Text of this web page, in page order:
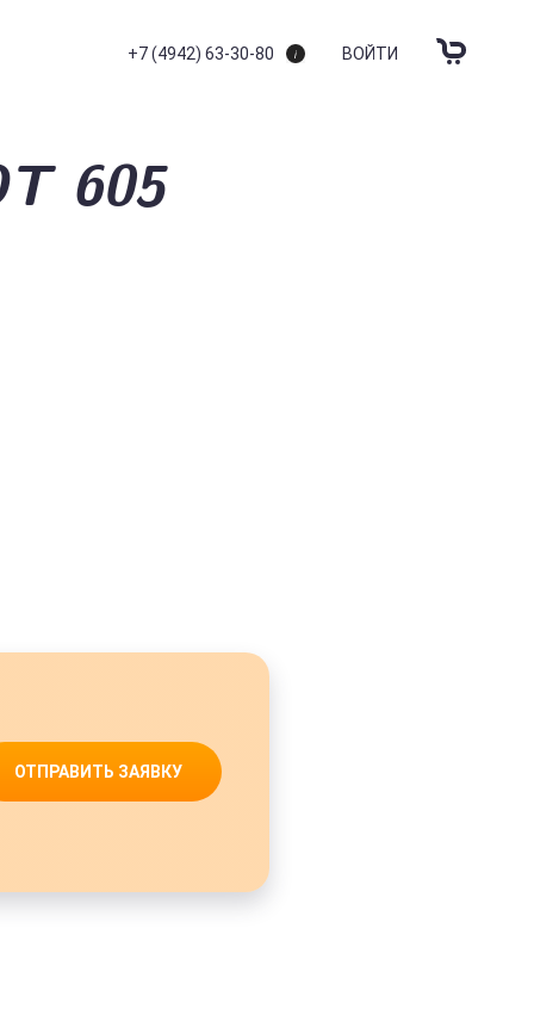
+7 (4942) 63-30-80 ВОЙТИ
605
ОТПРАВИТЬ ЗАЯВКУ